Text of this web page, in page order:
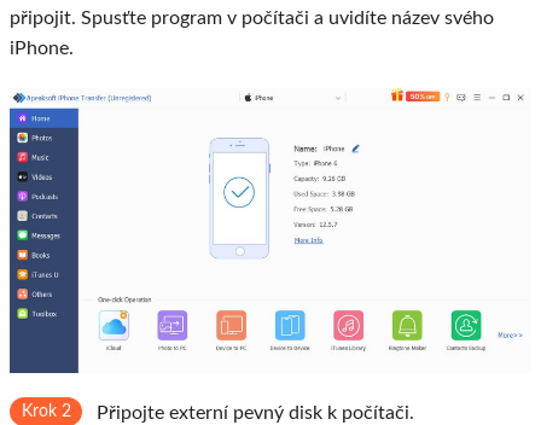
připojit. Spusťte program v počítači a uvidíte název svého
iPhone.
Krok 2 Připojte externí pevný disk k počítači.